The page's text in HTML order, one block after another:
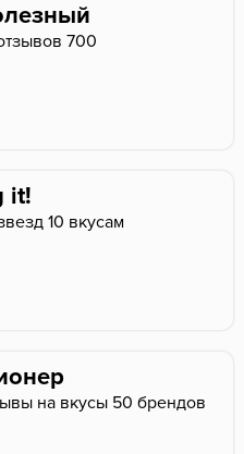
700
it!
10 вкусам
на вкусы 50 брендов